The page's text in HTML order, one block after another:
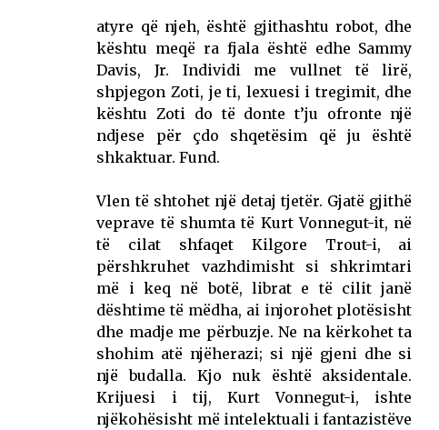
atyre që njeh, është gjithashtu robot, dhe
kështu meqë ra fjala është edhe Sammy
Davis, Jr. Individi me vullnet të lirë,
shpjegon Zoti, je ti, lexuesi i tregimit, dhe
kështu Zoti do të donte t’ju ofronte një
ndjese për çdo shqetësim që ju është
shkaktuar. Fund.
Vlen të shtohet një detaj tjetër. Gjatë gjithë
veprave të shumta të Kurt Vonnegut-it, në
të cilat shfaqet Kilgore Trout-i, ai
përshkruhet vazhdimisht si shkrimtari
më i keq në botë, librat e të cilit janë
dështime të mëdha, ai injorohet plotësisht
dhe madje me përbuzje. Ne na kërkohet ta
shohim atë njëherazi; si një gjeni dhe si
një budalla. Kjo nuk është aksidentale.
Krijuesi i tij, Kurt Vonnegut-i, ishte
njëkohësisht më intelektuali i fantazistëve